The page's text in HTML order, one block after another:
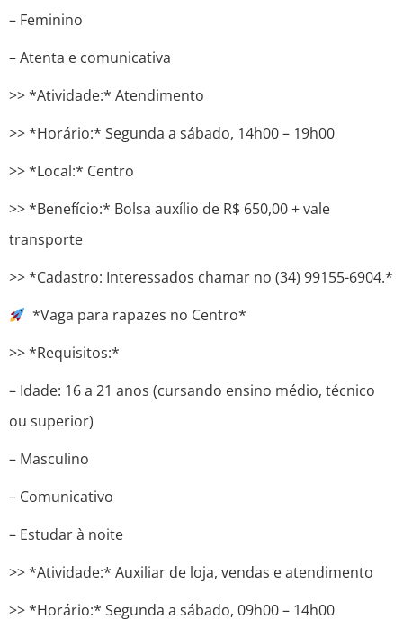
– Feminino
– Atenta e comunicativa
>> *Atividade:* Atendimento
>> *Horário:* Segunda a sábado, 14h00 – 19h00
>> *Local:* Centro
>> *Benefício:* Bolsa auxílio de R$ 650,00 + vale
transporte
>> *Cadastro: Interessados ​​chamar no (34) 99155-6904.*
*Vaga para rapazes no Centro*
>> *Requisitos:*
– Idade: 16 a 21 anos (cursando ensino médio, técnico
ou superior)
– Masculino
– Comunicativo
– Estudar à noite
>> *Atividade:* Auxiliar de loja, vendas e atendimento
>> *Horário:* Segunda a sábado, 09h00 – 14h00